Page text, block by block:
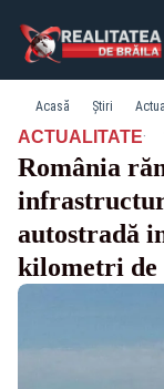
Acasă Știri
ACTUALITATE·
România
autostradă
kilometri de